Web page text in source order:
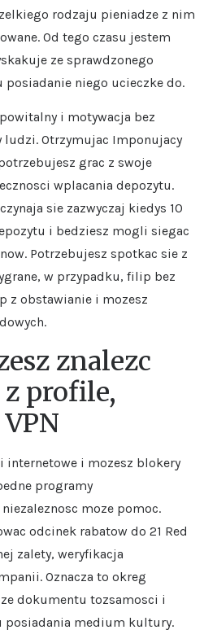
rodzaju pieniadze z nim
Od tego czasu jestem
ze sprawdzonego
niego ucieczke do.
i motywacja bez
ludzi. Otrzymujac Imponujacy
grac z swoje
wplacania depozytu.
sie zazwyczaj kiedys 10
i bedziesz mogli siegac
Potrzebujesz spotkac sie z
w przypadku, filip bez
z obstawianie i mozesz
znalezc
profile,
internetowe i mozesz blokery
programy
moze pomoc.
odcinek rabatow do 21 Red
zalety, weryfikacja
Oznacza to okreg
dokumentu tozsamosci i
posiadania medium kultury.